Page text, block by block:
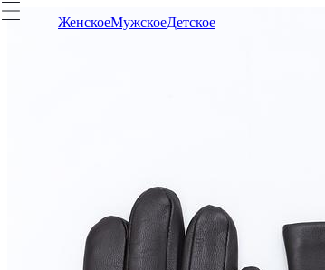
ЖенскоеМужскоеДетское